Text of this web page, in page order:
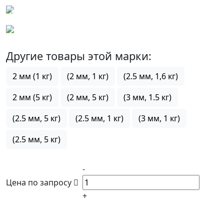
Другие товары этой марки:
2 мм (1 кг) (2 мм, 1 кг)
(2.5 мм, 1,6 кг)
2 мм (5 кг)
(2 мм, 5 кг)
(3 мм, 1.5 кг)
(2.5 мм, 5 кг)
(2.5 мм, 1 кг)
(3 мм, 1 кг)
(2.5 мм, 5 кг)
Цена по запросу
-
+